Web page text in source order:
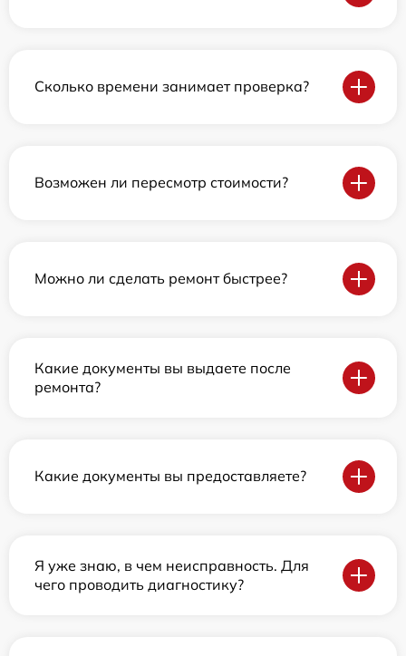
Сколько времени занимает проверка?
Возможен ли пересмотр стоимости?
Можно ли сделать ремонт быстрее?
Какие документы вы выдаете после
ремонта?
Какие документы вы предоставляете?
Я уже знаю, в чем неисправность. Для
чего проводить диагностику?